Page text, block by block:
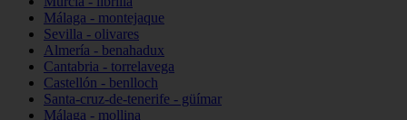
Málaga - montejaque
Sevilla - olivares
Almería - benahadux
Cantabria - torrelavega
Castellón - benlloch
Santa-cruz-de-tenerife - güímar
Málaga - mollina